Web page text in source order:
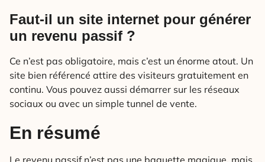
Faut-il un site internet pour générer
un revenu passif ?
Ce n’est pas obligatoire, mais c’est un énorme atout. Un
site bien référencé attire des visiteurs gratuitement en
continu. Vous pouvez aussi démarrer sur les réseaux
sociaux ou avec un simple tunnel de vente.
En résumé